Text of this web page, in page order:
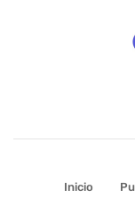
Inicio